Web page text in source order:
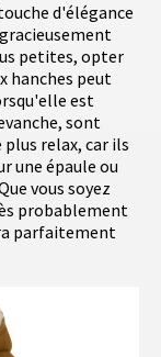
d'élégance
petites, opter
hanches peut
est
sont
relax, car ils
une épaule ou
vous soyez
probablement
parfaitement